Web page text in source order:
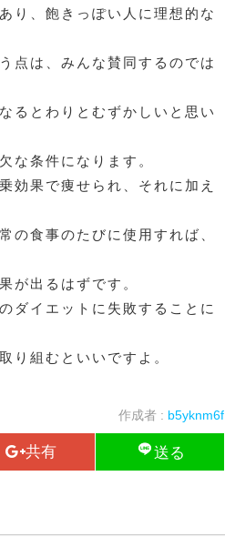
り、飽きっぽい人に理想的な
点は、みんな賛同するのでは
るとわりとむずかしいと思い
な条件になります。
効果で痩せられ、それに加え
の食事のたびに使用すれば、
が出るはずです。
ダイエットに失敗することに
り組むといいですよ。
作成者 : b5yknm6f